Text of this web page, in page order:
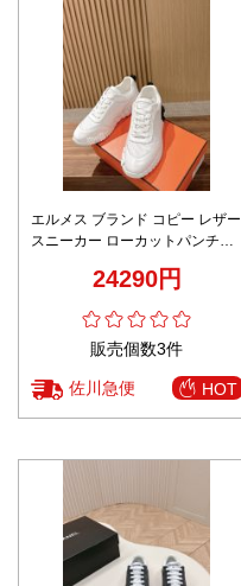
エルメス ブランド コピー レザー
スニーカー ローカットパンチン
24290円
販売個数3件
佐川急便 HOT